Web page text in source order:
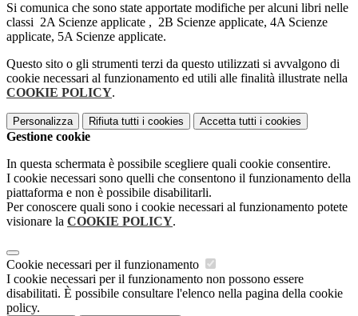
Si comunica che sono state apportate modifiche per alcuni libri nelle
classi 2A Scienze applicate , 2B Scienze applicate, 4A Scienze
applicate, 5A Scienze applicate.
Questo sito o gli strumenti terzi da questo utilizzati si avvalgono di
cookie necessari al funzionamento ed utili alle finalità illustrate nella
COOKIE POLICY.
Personalizza Rifiuta tutti i cookies Accetta tutti i cookies
Gestione cookie
In questa schermata è possibile scegliere quali cookie consentire.
I cookie necessari sono quelli che consentono il funzionamento della
piattaforma e non è possibile disabilitarli.
Per conoscere quali sono i cookie necessari al funzionamento potete
visionare la COOKIE POLICY.
Cookie necessari per il funzionamento
I cookie necessari per il funzionamento non possono essere
disabilitati. È possibile consultare l'elenco nella pagina della cookie
policy.